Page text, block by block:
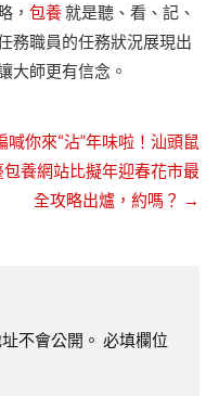
， 包養就是聽、看、記、
務職員的任務狀況展現出
大師更有信念。
喊你來“沾”年味啦！汕頭鼠
包養網站比擬年迎春花市最
全攻略出爐，約嗎？ →
不會公開。 必填欄位